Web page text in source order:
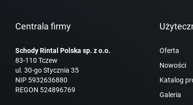
Centrala firmy
Schody Rintal Polska sp. z o.o.
83-110 Tczew
ul. 30-go Stycznia 35
NIP 5932636880
REGON 524896769
Oferta
Nowości
Katalog
Galeria